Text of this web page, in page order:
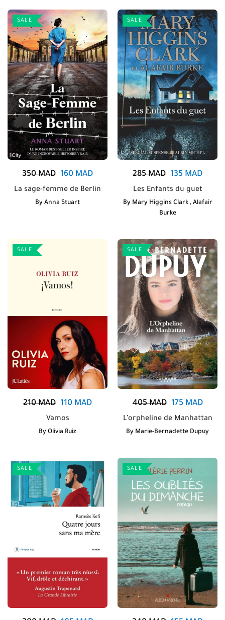
SALE
350MAD 160 MAD
La sage-femme de Berlin
By Anna Stuart
SALE
285MAD 135 MAD
Les Enfants du guet
By Mary Higgins Clark , Alafair
Burke
SALE
210MAD 110 MAD
Vamos
By Olivia Ruiz
SALE
405MAD 175MAD
L’orpheline de Manhattan
By Marie-Bernadette Dupuy
SALE SALE